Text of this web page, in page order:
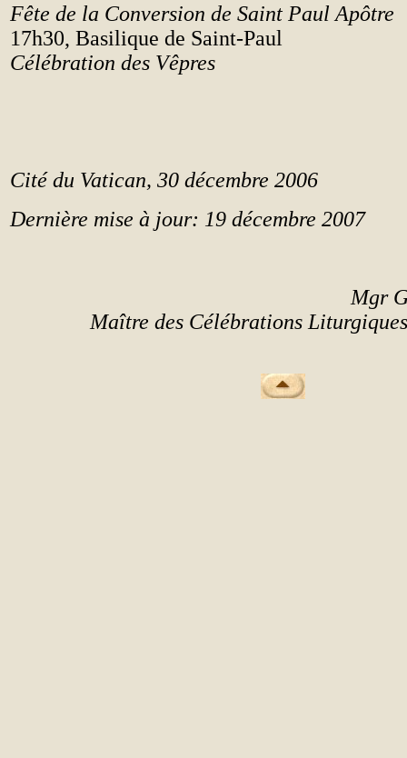
Fête de la Conversion de Saint Paul Apôtre
17h30, Basilique de Saint-Paul
Célébration des Vêpres
Cité du Vatican, 30 décembre 2006
Dernière mise à jour: 19 décembre 2007
Mgr
Maître des Célébrations